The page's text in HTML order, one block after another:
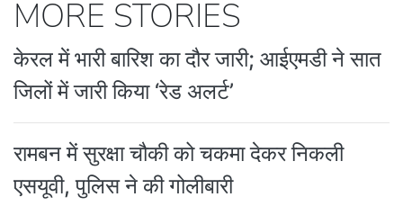
MORE STORIES
केरल में भारी बारिश का दौर जारी; आईएमडी ने सात
जिलों में जारी किया ‘रेड अलर्ट’
रामबन में सुरक्षा चौकी को चकमा देकर निकली
एसयूवी, पुलिस ने की गोलीबारी